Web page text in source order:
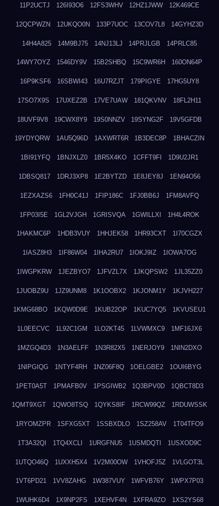
11P2UCTJ 126I93O6 12FS3WHV 12HZ1JWW 12K469CE
12QCPWZN 12UKQO0N 133P7UOC 13COV7L8 14GYHZ3D
14H4A825 14M9BJ75 14NJ13LJ 14PRJLGB 14PRLC85
14WY7OYZ 1546DY9V 15B2SHBQ 15C9WR6H 160ON64P
16P9KSF6 16SBWI43 16U7RZJT 179PIGYE 17HG5UY8
17SO7X9S 17UXEZ2B 17VE7UAW 181QKVNV 18FL2H11
18UVF9V8 19CWX8Y9 19S0NNZV 19SYNG2F 19V5GFDB
19YDYQRW 1AU5Q96D 1AXWRT6R 1B3DEC8P 1BHACZIN
1BI91YFQ 1BNJXLZ0 1BR5X4KO 1CFFT9FI 1D9U2JR1
1DBSQ817 1DRJ3XP8 1E2BYTZD 1E8JEY8J 1EN94O56
1EZXAZS6 1FH0C41J 1FIP186C 1FJ0BB6J 1FM8AVFQ
1FP03I5E 1GL2VJGH 1GRISVQA 1GWILLXI 1H4L4ROK
1HAKMC6P 1HDB3VUY 1HHJEK58 1HR93CXT 1I70CGZX
1IASZ8H3 1IF86W04 1IHA2RU7 1IOKJ9IZ 1IOWA7OG
1IWGPKRW 1JEZBYO7 1JFVZL7X 1JKQPSW2 1JL35ZZ0
1JUOBZ9U 1JZ9UNM8 1K1OOBX2 1KJONM1Y 1KJVH227
1KMG68BO 1KQW0D9E 1KUB22OP 1KUC7YQ5 1KVUSEU1
1L0EECVC 1L92C1GM 1LO2KT45 1LVWMXC9 1MF16JX6
1MZGQ4D3 1N3AELFF 1N3R82X5 1NERJOY9 1NIN2DXO
1NIPGIQG 1NTYF4RH 1NZ06F8Q 1OELGBE2 1OUI6BYG
1PET0A5T 1PMAFB0V 1PSGIWB2 1Q3BPV0D 1QBCT8D3
1QMT9XGT 1QWO8TSQ 1QYKS8IF 1RCW99QZ 1RDUWSSK
1RYOMZPR 1SFXG5XT 1SSBXDLO 1SZ258AV 1T04TFO9
1T3A32QI 1TQ4XCLI 1URGFNU5 1USMDQTI 1USXOD9C
1UTQO46Q 1UXXH5X4 1V2M00OW 1VHOFJ5Z 1VLGOT3L
1VT6PD21 1VV8ZAHG 1W387VUY 1WFVB76Y 1WPX7P03
1WUHK6D4 1X9NP2FS 1XEHVF4N 1XFRA9ZO 1XS2YS68